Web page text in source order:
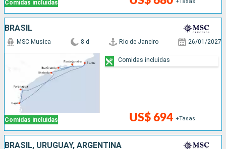
Comidas incluidas +Tasas
BRASIL
Comidas incluidas
MSC Musica 8 d Rio de Janeiro 26/01/2027
US$ 694 +Tasas
Comidas incluidas
BRASIL, URUGUAY, ARGENTINA